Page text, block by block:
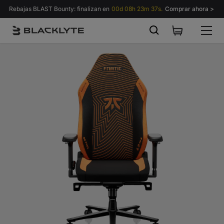
Saltar al contenido
Rebajas BLAST Bounty: finalizan en 00d 08h 23m 33s. Comprar ahora >